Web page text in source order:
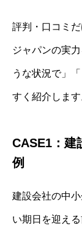
評判・口コミ
ジャパンの実
うな状況で」
すく紹介します
CASE1：建
例
建設会社の中
い期日を迎え